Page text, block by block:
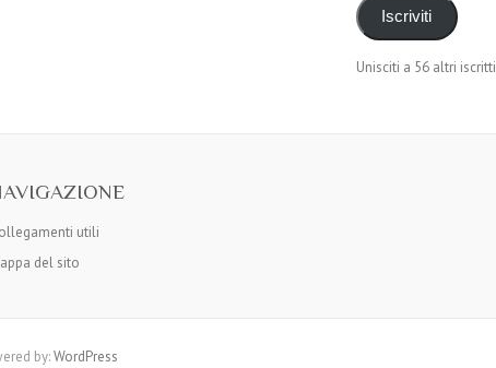
Iscriviti
Unisciti a 56 altri iscritti
utili
del sito
by:WordPress